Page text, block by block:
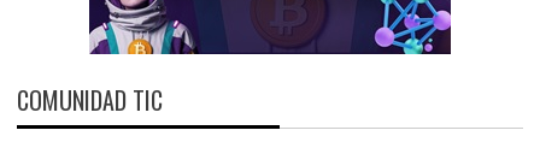
COMUNIDAD TIC